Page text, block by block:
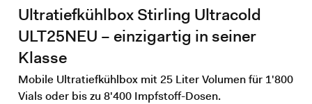
Ultratiefkühlbox Stirling Ultracold
ULT25NEU – einzigartig in seiner
Klasse
Mobile Ultratiefkühlbox mit 25 Liter Volumen für 1'800
Vials oder bis zu 8'400 Impfstoff-Dosen.